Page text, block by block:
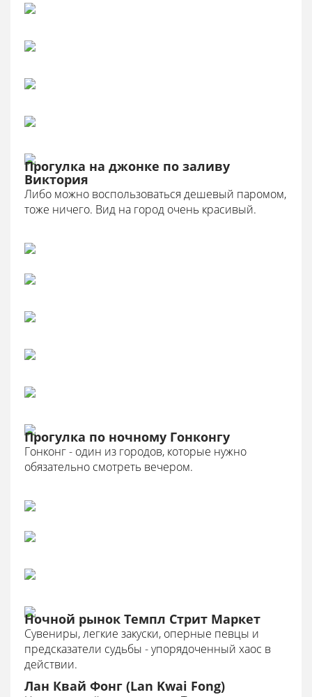
Прогулка на джонке по заливу
Виктория
Либо можно воспользоваться дешевый паромом,
тоже ничего. Вид на город очень красивый.
Прогулка по ночному Гонконгу
Гонконг - один из городов, которые нужно
обязательно смотреть вечером.
Ночной рынок Темпл Стрит Маркет
Сувениры, легкие закуски, оперные певцы и
предсказатели судьбы - упорядоченный хаос в
действии.
Лан Квай Фонг (Lan Kwai Fong)